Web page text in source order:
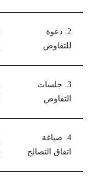
2. دعوة
للتفاوض
3. جلسات
التفاوض
4. صياغة
اتفاق التصالح